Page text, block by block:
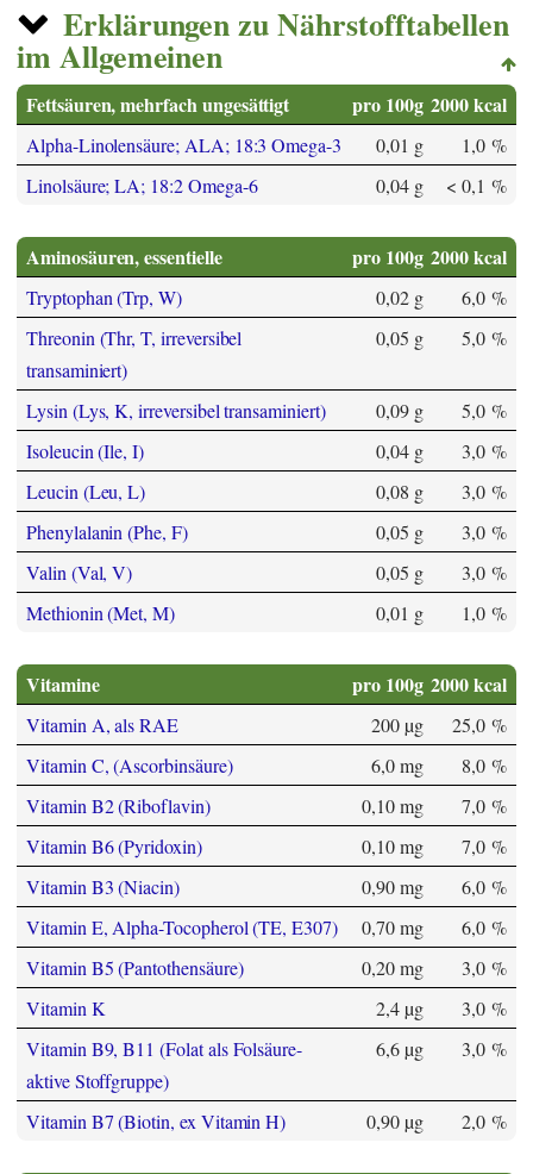
Erklärungen zu Nährstofftabellen
im Allgemeinen
Fettsäuren, mehrfach ungesättigt pro 100g 2000 kcal
Alpha-Linolensäure; ALA; 18:3 Omega-3 0,01 g
1,0 %
Linolsäure; LA; 18:2 Omega-6
0,04 g < 0,1 %
Aminosäuren, essentielle pro 100g 2000 kcal
Tryptophan (Trp, W) 0,02 g
6,0 %
Threonin (Thr, T, irreversibel
transaminiert)
0,05 g 5,0 %
Lysin (Lys, K, irreversibel transaminiert) 0,09 g
5,0 %
Isoleucin (Ile, I)
0,04 g
3,0 %
Leucin (Leu, L)
0,08 g
3,0 %
Phenylalanin (Phe, F)
0,05 g
3,0 %
Valin (Val, V)
0,05 g
3,0 %
Methionin (Met, M)
0,01 g 1,0 %
Vitamine pro 100g 2000 kcal
Vitamin A, als RAE 200 µg
25,0 %
Vitamin C, (Ascorbinsäure)
6,0 mg
8,0 %
Vitamin B2 (Riboflavin)
0,10 mg
7,0 %
Vitamin B6 (Pyridoxin)
0,10 mg
7,0 %
Vitamin B3 (Niacin)
0,90 mg
6,0 %
Vitamin E, Alpha-Tocopherol (TE, E307)
0,70 mg
6,0 %
Vitamin B5 (Pantothensäure)
0,20 mg
3,0 %
Vitamin K
2,4 µg
3,0 %
Vitamin B9, B11 (Folat als Folsäure-
aktive Stoffgruppe)
6,6 µg 3,0 %
Vitamin B7 (Biotin, ex Vitamin H) 0,90 µg 2,0 %